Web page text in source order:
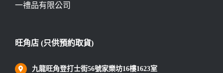
一禮品有限公司
旺角店 (只供預約取貨)
九龍旺角登打士街56號家樂坊16樓1623室